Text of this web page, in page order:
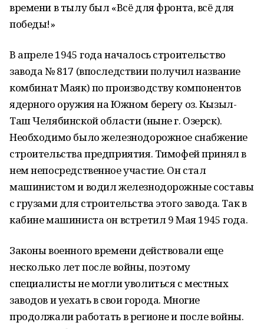
времени в тылу был «Всё для фронта, всё для
победы!»
В апреле 1945 года началось строительство
завода № 817 (впоследствии получил название
комбинат Маяк) по производству компонентов
ядерного оружия на Южном берегу оз. Кызыл-
Таш Челябинской области (ныне г. Озерск).
Необходимо было железнодорожное снабжение
строительства предприятия. Тимофей принял в
нем непосредственное участие. Он стал
машинистом и водил железнодорожные составы
с грузами для строительства этого завода. Так в
кабине машиниста он встретил 9 Мая 1945 года.
Законы военного времени действовали еще
несколько лет после войны, поэтому
специалисты не могли уволиться с местных
заводов и уехать в свои города. Многие
продолжали работать в регионе и после войны.